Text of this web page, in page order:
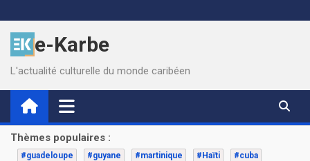
to
contente-Karbe
L'actualité culturelle du monde caribéen
Thèmes populaires :
#guadeloupe #guyane #martinique #Haïti #cuba